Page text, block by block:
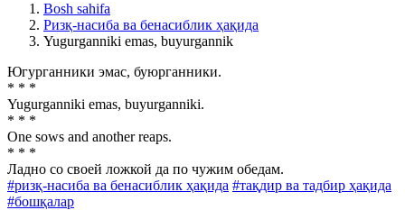
Bosh sahifa
Ризқ-насиба ва бенасиблик ҳақида
Yugurganniki emas, buyurgannik
Югурганники эмас, буюрганники.
* * *
Yugurganniki emas, buyurganniki.
* * *
One sows and another reaps.
* * *
Ладно со своей ложкой да по чужим обедам.
#ризқ-насиба ва бенасиблик ҳақида #тақдир ва тадбир ҳақида
#бошқалар